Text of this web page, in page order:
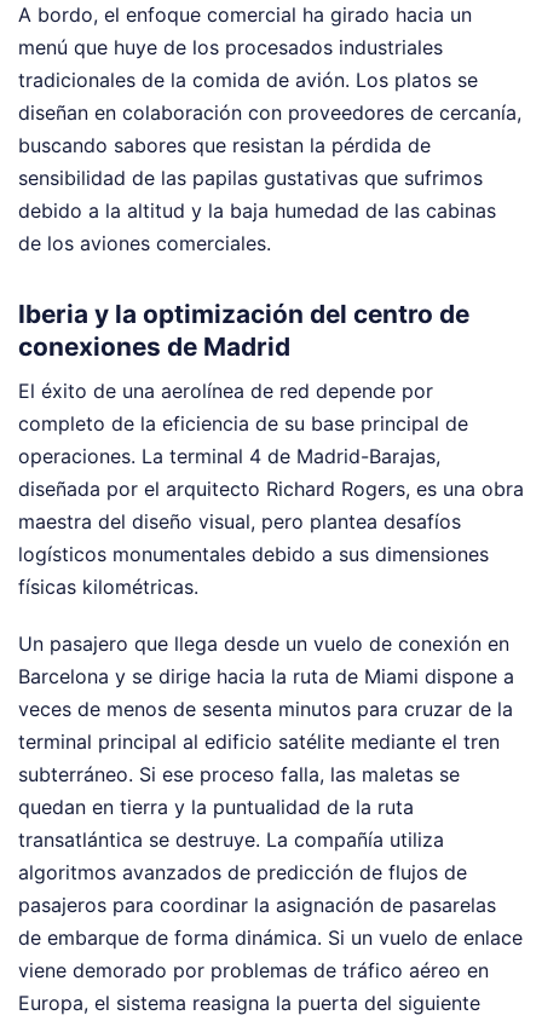
A bordo, el enfoque comercial ha girado hacia un
menú que huye de los procesados industriales
tradicionales de la comida de avión. Los platos se
diseñan en colaboración con proveedores de cercanía,
buscando sabores que resistan la pérdida de
sensibilidad de las papilas gustativas que sufrimos
debido a la altitud y la baja humedad de las cabinas
de los aviones comerciales.
Iberia y la optimización del centro de
conexiones de Madrid
El éxito de una aerolínea de red depende por
completo de la eficiencia de su base principal de
operaciones. La terminal 4 de Madrid-Barajas,
diseñada por el arquitecto Richard Rogers, es una obra
maestra del diseño visual, pero plantea desafíos
logísticos monumentales debido a sus dimensiones
físicas kilométricas.
Un pasajero que llega desde un vuelo de conexión en
Barcelona y se dirige hacia la ruta de Miami dispone a
veces de menos de sesenta minutos para cruzar de la
terminal principal al edificio satélite mediante el tren
subterráneo. Si ese proceso falla, las maletas se
quedan en tierra y la puntualidad de la ruta
transatlántica se destruye. La compañía utiliza
algoritmos avanzados de predicción de flujos de
pasajeros para coordinar la asignación de pasarelas
de embarque de forma dinámica. Si un vuelo de enlace
viene demorado por problemas de tráfico aéreo en
Europa, el sistema reasigna la puerta del siguiente